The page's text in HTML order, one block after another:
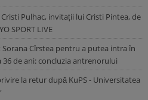
Pulhac, invitații lui Cristi Pintea, de
SPORT LIVE
Sorana Cîrstea pentru a putea intra în
36 de ani: concluzia antrenorului
la retur după KuPS - Universitatea